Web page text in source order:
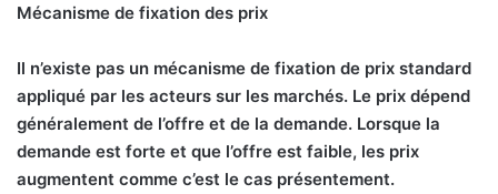
Mécanisme de fixation des prix
Il n’existe pas un mécanisme de fixation de prix standard
appliqué par les acteurs sur les marchés. Le prix dépend
généralement de l’offre et de la demande. Lorsque la
demande est forte et que l’offre est faible, les prix
augmentent comme c’est le cas présentement.